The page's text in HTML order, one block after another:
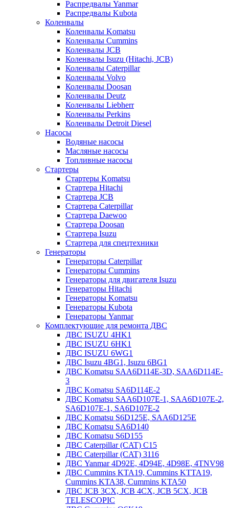
Распредвалы Yanmar
Распредвалы Kubota
Коленвалы
Коленвалы Komatsu
Коленвалы Cummins
Коленвалы JCB
Коленвалы Isuzu (Hitachi, JCB)
Коленвалы Caterpillar
Коленвалы Volvo
Коленвалы Doosan
Коленвалы Deutz
Коленвалы Liebherr
Коленвалы Perkins
Коленвалы Detroit Diesel
Насосы
Водяные насосы
Масляные насосы
Топливные насосы
Стартеры
Стартеры Komatsu
Стартера Hitachi
Стартера JCB
Стартера Caterpillar
Стартера Daewoo
Стартера Doosan
Стартера Isuzu
Стартера для спецтехники
Генераторы
Генераторы Caterpillar
Генераторы Cummins
Генераторы для двигателя Isuzu
Генераторы Hitachi
Генераторы Komatsu
Генераторы Kubota
Генераторы Yanmar
Комплектующие для ремонта ДВС
ДВС ISUZU 4HK1
ДВС ISUZU 6HK1
ДВС ISUZU 6WG1
ДВС Isuzu 4BG1, Isuzu 6BG1
ДВС Komatsu SAA6D114E-3D, SAA6D114E-
3
ДВС Komatsu SA6D114E-2
ДВС Komatsu SAA6D107E-1, SAA6D107E-2,
SA6D107E-1, SA6D107E-2
ДВС Komatsu S6D125E, SAA6D125E
ДВС Komatsu SA6D140
ДВС Komatsu S6D155
ДВС Caterpillar (CAT) C15
ДВС Caterpillar (CAT) 3116
ДВС Yanmar 4D92E, 4D94E, 4D98E, 4TNV98
ДВС Cummins KTA19, Cummins KTTA19,
Cummins KTA38, Cummins KTA50
ДВС JCB 3CX, JCB 4CX, JCB 5CX, JCB
TELESCOPIC